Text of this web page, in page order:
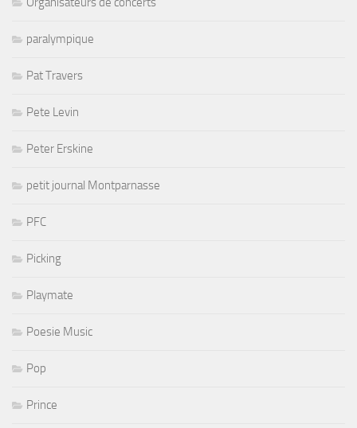
paralympique
Pat Travers
Pete Levin
Peter Erskine
petit journal Montparnasse
PFC
Picking
Playmate
Poesie Music
Pop
Prince